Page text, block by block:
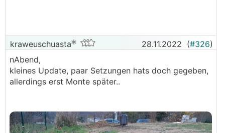
kraweuschuasta 28.11.2022 (#326)
nAbend,
kleines Update, paar Setzungen hats doch gegeben,
allerdings erst Monte später..